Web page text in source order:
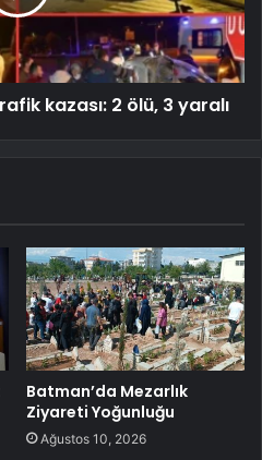
kazası: 2 ölü, 3 yaralı
Batman’da Mezarlık
Ziyareti Yoğunluğu
Ağustos 10, 2026